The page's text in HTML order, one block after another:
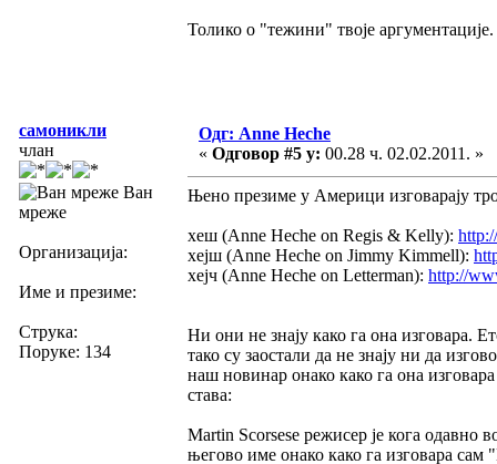
Толико о "тежини" твоје аргументације.
самоникли
члан
Ван
мреже
Организација:
Име и презиме:
Струка:
Поруке: 134
Одг: Anne Heche
« Одговор #5 у: 00.28 ч. 02.02.2011. »
Њено презиме у Америци изговарају
хеш (Anne Heche on Regis & Kelly):
хејш (Anne Heche on Jimmy Kimmell):
хејч (Anne Heche on Letterman): http://
Ни они не знају како га она изговара.
тако су заостали да не знају ни да
наш новинар онако како га она
става:
Martin Scorsese режисер је кога
његово име онако како га изговара сам